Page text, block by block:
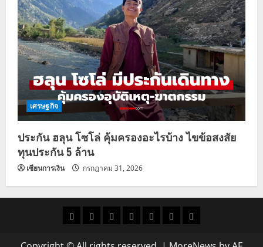
เศรษฐกิจ
ประกัน ฮลุน โซโล่ คุ้มครองอะไรบ้าง ไขข้อสงสัย
ทุนประกัน 5 ล้าน
เซียนการเงิน กรกฎาคม 31, 2026
ราคาแนว
ข่าว
ข่าว
ดูด
ที่
ผู้ชาย